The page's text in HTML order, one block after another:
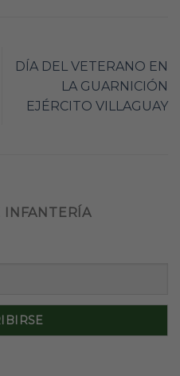
DÍA DEL VETERANO EN
LA GUARNICIÓN
EJÉRCITO VILLAGUAY
INFANTERÍA